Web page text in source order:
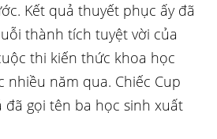
Kết quả thuyết phục ấy đã
thành tích tuyệt vời của
thi kiến thức khoa học
nhiều năm qua. Chiếc Cup
đã gọi tên ba học sinh xuất